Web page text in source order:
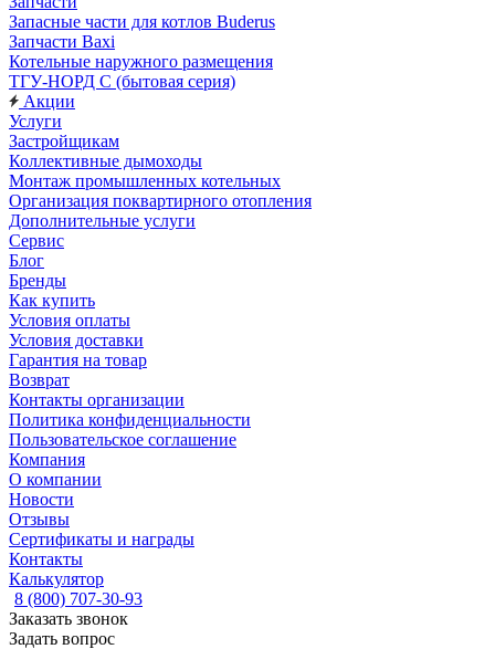
Запасные части для котлов Buderus
Запчасти Baxi
Котельные наружного размещения
ТГУ-НОРД С (бытовая серия)
Акции
Услуги
Застройщикам
Коллективные дымоходы
Монтаж промышленных котельных
Организация поквартирного отопления
Дополнительные услуги
Сервис
Блог
Бренды
Как купить
Условия оплаты
Условия доставки
Гарантия на товар
Возврат
Контакты организации
Политика конфиденциальности
Пользовательское соглашение
Компания
О компании
Новости
Отзывы
Сертификаты и награды
Контакты
Калькулятор
8 (800) 707-30-93
Заказать звонок
Задать вопрос